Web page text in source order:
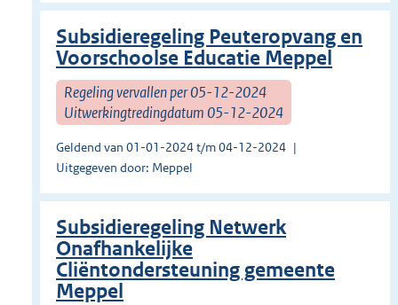
Subsidieregeling Peuteropvang en
Voorschoolse Educatie Meppel
Regeling vervallen per 05-12-2024
Uitwerkingtredingdatum 05-12-2024
Geldend van 01-01-2024 t/m 04-12-2024
Uitgegeven door: Meppel
Subsidieregeling Netwerk
Onafhankelijke
Cliëntondersteuning gemeente
Meppel